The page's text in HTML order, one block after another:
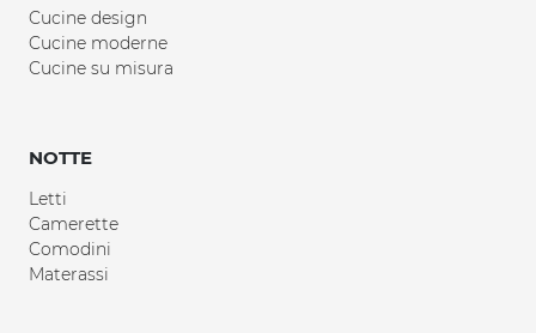
Cucine design
Cucine moderne
Cucine su misura
NOTTE
Letti
Camerette
Comodini
Materassi